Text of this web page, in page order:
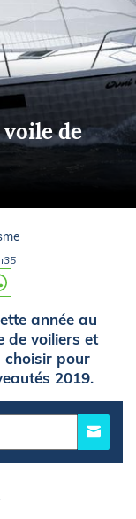
de
année au
de voiliers et
choisir pour
2019.